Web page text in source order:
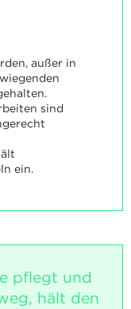
außer in
sind
ein.
pflegt und
hält den